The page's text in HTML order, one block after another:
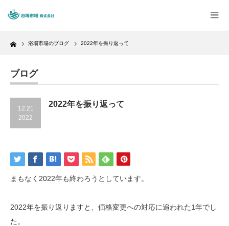
Home 浴場市場のブログ 2022年を振り返って
ブログ
12.21
2022
2022年を振り返って
まもなく2022年も終わろうとしています。
2022年を振り返りますと、価格変更への対応に追われた1年でし
た。